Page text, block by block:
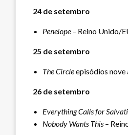
24 de setembro
Penelope – Reino Unido/
25 de setembro
The Circleepisódios nove
26 de setembro
Everything Calls for
Nobody Wants This –